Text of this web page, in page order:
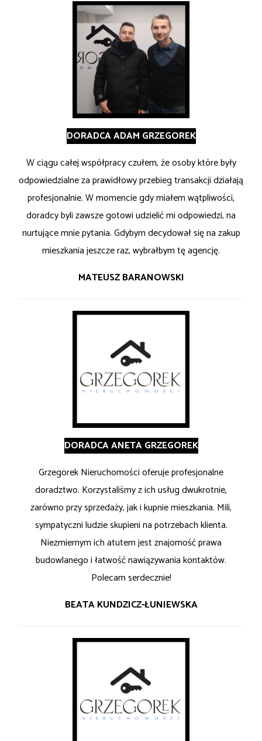
DORADCA ADAM GRZEGOREK
W ciągu całej współpracy czułem, że osoby które były
odpowiedzialne za prawidłowy przebieg transakcji działają
profesjonalnie. W momencie gdy miałem wątpliwości,
doradcy byli zawsze gotowi udzielić mi odpowiedzi, na
nurtujące mnie pytania. Gdybym decydował się na zakup
mieszkania jeszcze raz, wybrałbym tę agencję.
MATEUSZ BARANOWSKI
DORADCA ANETA GRZEGOREK
Grzegorek Nieruchomości oferuje profesjonalne
doradztwo. Korzystaliśmy z ich usług dwukrotnie,
zarówno przy sprzedaży, jak i kupnie mieszkania. Mili,
sympatyczni ludzie skupieni na potrzebach klienta.
Niezmiernym ich atutem jest znajomość prawa
budowlanego i łatwość nawiązywania kontaktów.
Polecam serdecznie!
BEATA KUNDZICZ-ŁUNIEWSKA